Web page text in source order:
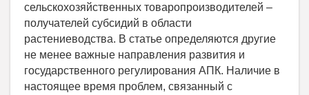
сельскохозяйственных товаропроизводителей –
получателей субсидий в области
растениеводства. В статье определяются другие
не менее важные направления развития и
государственного регулирования АПК. Наличие в
настоящее время проблем, связанный с